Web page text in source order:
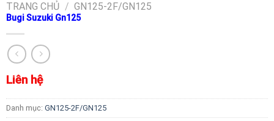
TRANG CHỦ / GN125-2F/GN125
Bugi Suzuki Gn125
Liên hệ
Danh mục: GN125-2F/GN125